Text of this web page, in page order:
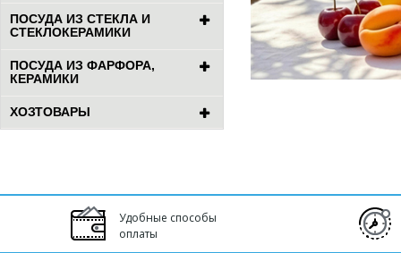
ПОСУДА ИЗ СТЕКЛА И
СТЕКЛОКЕРАМИКИ
ПОСУДА ИЗ ФАРФОРА,
КЕРАМИКИ
ХОЗТОВАРЫ
Удобные способы
оплаты